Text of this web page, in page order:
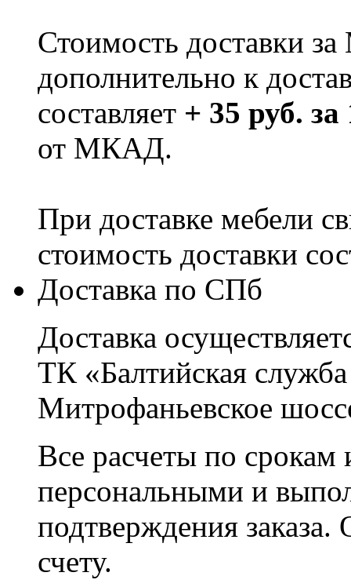
Стоимость доставки
дополнительно к
составляет + 35 руб.
от МКАД.
При доставке мебели
стоимость доставки
Доставка по СПб
Доставка
ТК «Балтийская
Митрофаньевское
Все расчеты по срокам
персональными и
подтверждения заказа.
счету.